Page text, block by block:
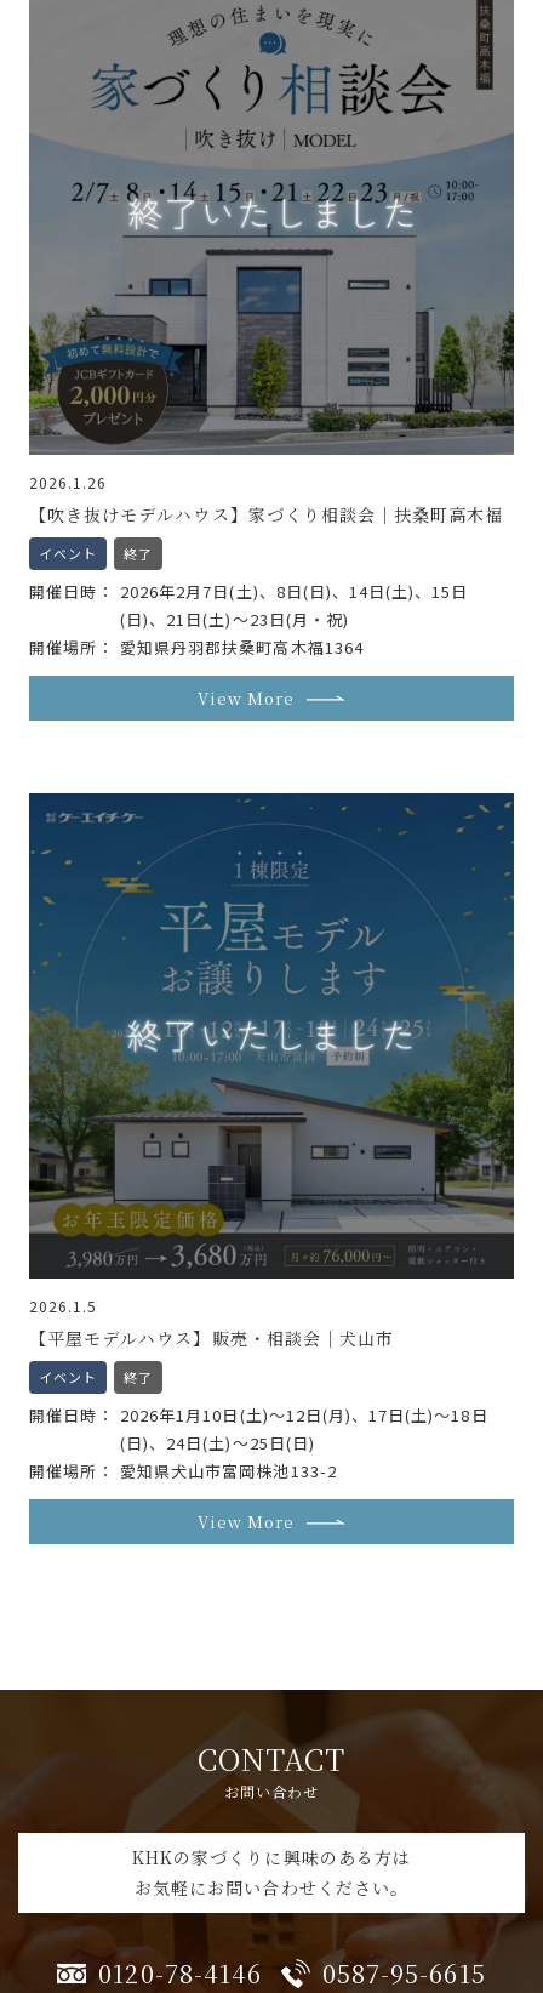
2026.1.26
【吹き抜けモデルハウス】家づくり相談会｜扶桑町高木福
イベント 終了
開催日時
2026年2月7日(土)、8日(日)、14日(土)、15日
(日)、21日(土)〜23日(月・祝)
開催場所
愛知県丹羽郡扶桑町高木福1364
View More
2026.1.5
【平屋モデルハウス】販売・相談会｜犬山市
イベント 終了
開催日時
2026年1月10日(土)～12日(月)、17日(土)～18日
(日)、24日(土)～25日(日)
開催場所
愛知県犬山市富岡株池133-2
View More
CONTACT
お問い合わせ
KHKの家づくりに興味のある方は
お気軽にお問い合わせください。
0120-78-4146 0587-95-6615